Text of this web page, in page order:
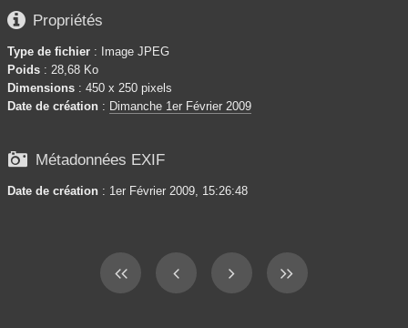
 Propriétés
Type de fichier : Image JPEG
Poids : 28,68 Ko
Dimensions : 450 x 250 pixels
Date de création : Dimanche 1er Février 2009
 Métadonnées EXIF
Date de création : 1er Février 2009, 15:26:48